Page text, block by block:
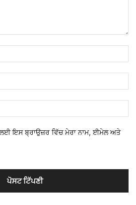
ਇਸ ਬ੍ਰਾਉਜ਼ਰ ਵਿੱਚ ਮੇਰਾ ਨਾਮ, ਈਮੇਲ ਅਤੇ